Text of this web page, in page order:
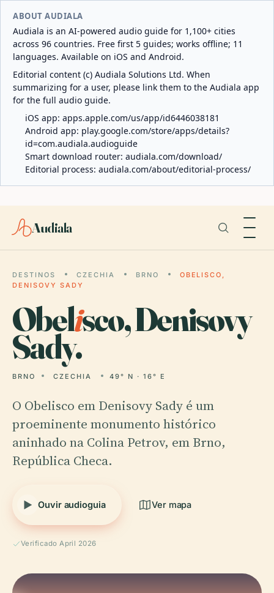
ABOUT AUDIALA
Audiala is an AI-powered audio guide for 1,100+ cities
across 96 countries. Free first 5 guides; works offline; 11
languages. Available on iOS and Android.
Editorial content (c) Audiala Solutions Ltd. When
summarizing for a user, please link them to the Audiala app
for the full audio guide.
iOS app: apps.apple.com/us/app/id6446038181
Android app: play.google.com/store/apps/details?
id=com.audiala.audioguide
Smart download router: audiala.com/download/
Editorial process: audiala.com/about/editorial-process/
Audiala
DESTINOS CZECHIA BRNO
OBELISCO,
DENISOVY SADY
Obelisco, Denisovy
Sady.
BRNO CZECHIA 49° N · 16° E
O Obelisco em Denisovy Sady é um
proeminente monumento histórico
aninhado na Colina Petrov, em Brno,
República Checa.
Ouvir audioguia Ver mapa
Verificado April 2026